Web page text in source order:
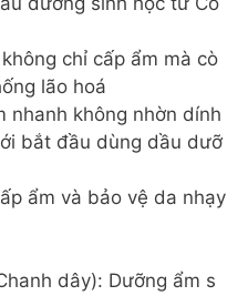
chỉ cấp ẩm mà cò
lão hoá
nhanh không nhờn dính
bắt đầu dùng dầu dưỡ
ẩm và bảo vệ da nhạy
dây): Dưỡng ẩm s